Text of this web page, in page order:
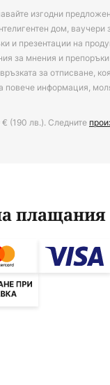
изгодни
дом,
и презентации на
за мнения и
за отписване,
повече информация,
(190 лв.). Следните
плащания